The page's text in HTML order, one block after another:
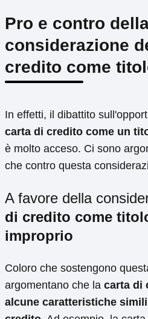
Pro e contro
considerazione
credito come
In effetti, il dibattito
carta di credito come un
è molto acceso. Ci sono
che contro questa
A favore della
di credito come
improprio
Coloro che sostengono
argomentano che la carta di
alcune caratteristiche